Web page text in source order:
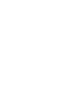
dit product